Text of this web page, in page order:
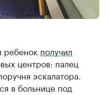
ребенок получил
центров: палец
эскалатора.
в больнице под